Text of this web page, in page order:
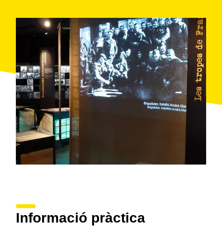
boscoses, camps de vinya i construccions de pedra
seca típiques de la zona, anomenadesbarraques
En una d'aquestes pujades divisarem dalt d'un turó el
poble de la Fatarella. Seguint per la pista, ens trobem
la senyalització dels itineraris de labatalla de l'Ebre,
fins que ens trobem una forta pujada d'asfalt que ens
apropa a la població. La travessarem d'un costat a
l'altre fins arribar a l'albergLa Casa Ecològica, punt
final d'aquesta etapa.
Informació pràctica